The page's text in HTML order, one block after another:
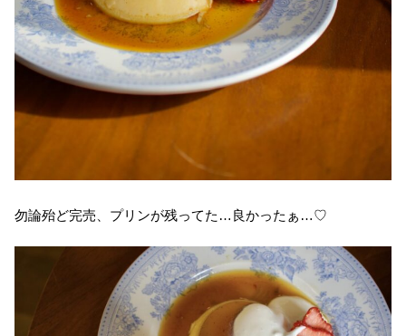
勿論殆ど完売、プリンが残ってた…良かったぁ…♡